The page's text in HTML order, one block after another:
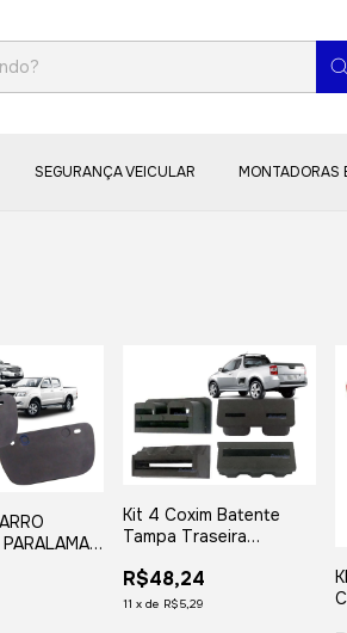
SEGURANÇA VEICULAR MONTADORAS
2009 2010
2014
Kit 4 Coxim Batente
Tampa Traseira
2012 2013 2014 2015
2016 2017 2018 2019
R$48,24
11 xde R$5,29